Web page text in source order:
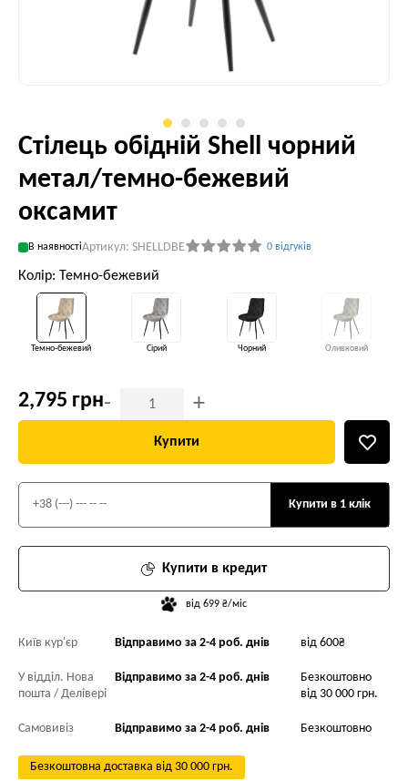
Стілець обідній Shell чорний
метал/темно-бежевий
оксамит
В наявностіАртикул: SHELLDBE 0 відгуків
Колір: Темно-бежевий
Темно-бежевий Сірий Чорний Оливковий
2,795 грн- +
Купити
Купити в кредит
від 699 ₴/міс
Купити в 1 клік
Київ кур'єр Відправимо за 2-4 роб. днів від 600₴
У відділ. Нова
пошта / Делівері
Відправимо за 2-4 роб. днів
Безкоштовно
від 30 000 грн.
Самовивіз Відправимо за 2-4 роб. днів Безкоштовно
Безкоштовна доставка від 30 000 грн.